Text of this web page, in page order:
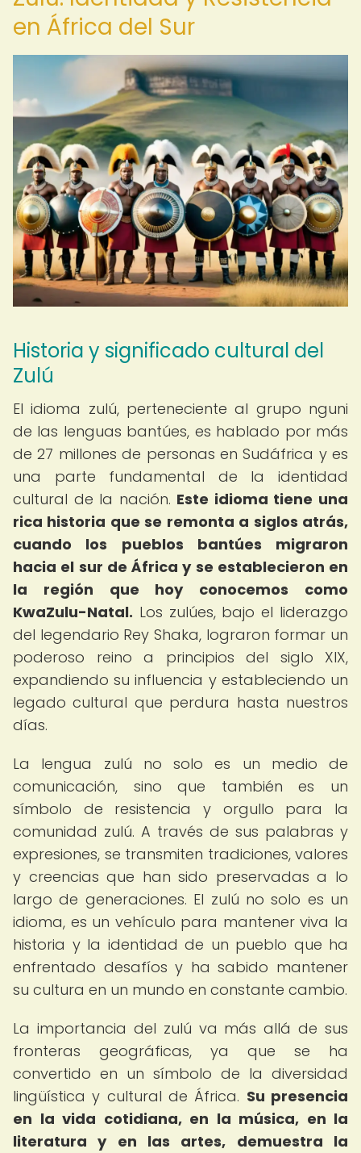
en África del Sur
Historia y significado cultural del
Zulú
El idioma zulú, perteneciente al grupo nguni
de las lenguas bantúes, es hablado por más
de 27 millones de personas en Sudáfrica y es
una parte fundamental de la identidad
cultural de la nación. Este idioma tiene una
rica historia que se remonta a siglos atrás,
cuando los pueblos bantúes migraron
hacia el sur de África y se establecieron en
la región que hoy conocemos como
KwaZulu-Natal. Los zulúes, bajo el liderazgo
del legendario Rey Shaka, lograron formar un
poderoso reino a principios del siglo XIX,
expandiendo su influencia y estableciendo un
legado cultural que perdura hasta nuestros
días.
La lengua zulú no solo es un medio de
comunicación, sino que también es un
símbolo de resistencia y orgullo para la
comunidad zulú. A través de sus palabras y
expresiones, se transmiten tradiciones, valores
y creencias que han sido preservadas a lo
largo de generaciones. El zulú no solo es un
idioma, es un vehículo para mantener viva la
historia y la identidad de un pueblo que ha
enfrentado desafíos y ha sabido mantener
su cultura en un mundo en constante cambio.
La importancia del zulú va más allá de sus
fronteras geográficas, ya que se ha
convertido en un símbolo de la diversidad
lingüística y cultural de África. Su presencia
en la vida cotidiana, en la música, en la
literatura y en las artes, demuestra la